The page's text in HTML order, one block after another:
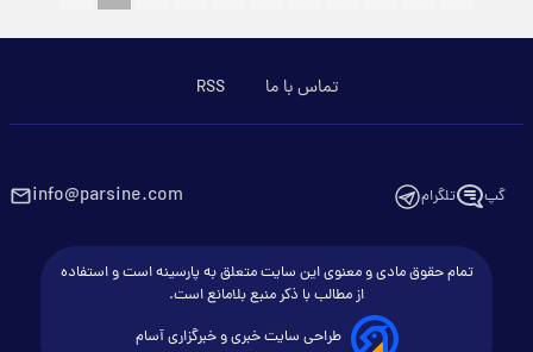
تماس با ما RSS
گپ تلگرام info@parsine.com
تمام حقوق مادی و معنوی این سایت متعلق به پارسینه است و استفاده
از مطالب با ذکر منبع بلامانع است.
طراحی سایت خبری و خبرگزاری آسام